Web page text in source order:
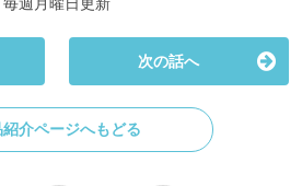
次の話へ
介ページへもどる